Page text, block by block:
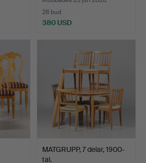
26 bud
380 USD
MATGRUPP, 7 delar, 1900-
tal.